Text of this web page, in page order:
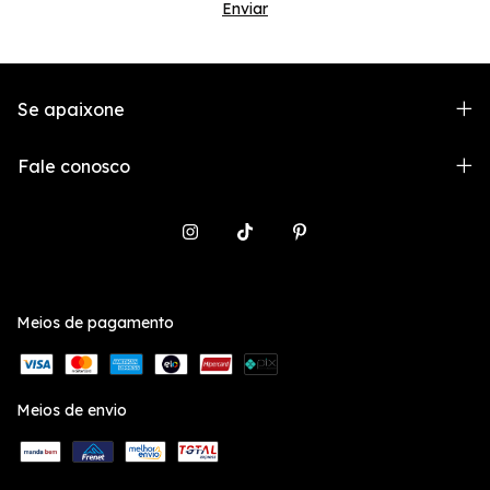
Se apaixone
Fale conosco
Meios de pagamento
Meios de envio